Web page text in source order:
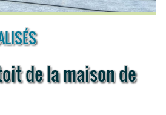
de la maison de